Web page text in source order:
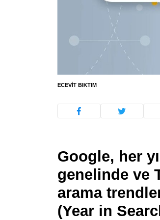
ECEVIT BIKTIM
Google, her
genelinde ve
arama
(Year in